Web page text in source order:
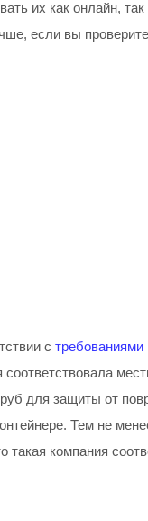
их как онлайн,
если вы
с требованиями
для защиты от
Тем не
компания